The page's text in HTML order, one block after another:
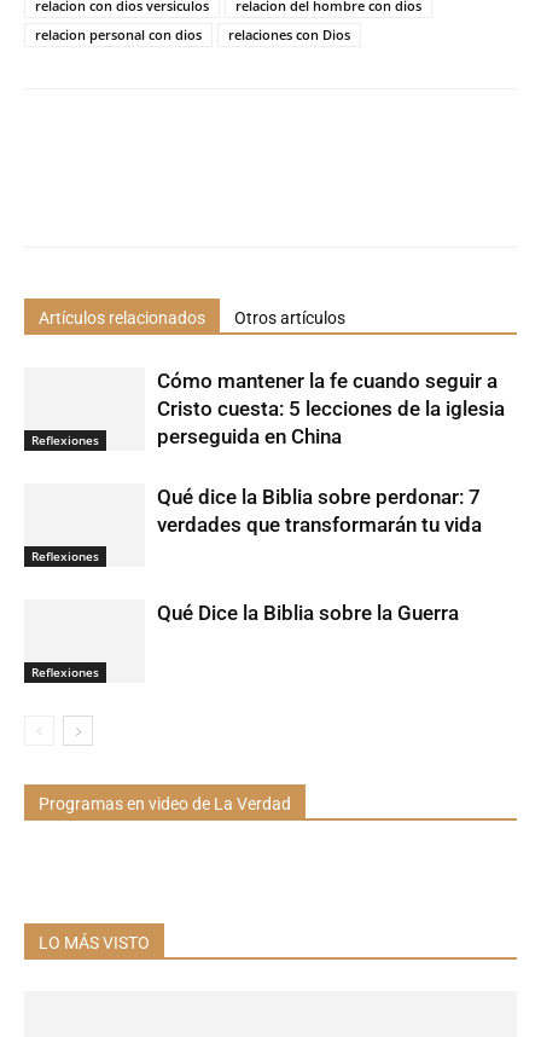
relacion con dios versiculos
relacion del hombre con dios
relacion personal con dios
relaciones con Dios
Artículos relacionados Otros artículos
Reflexiones
Cómo mantener la fe cuando seguir a
Cristo cuesta: 5 lecciones de la iglesia
perseguida en China
Reflexiones
Qué dice la Biblia sobre perdonar: 7
verdades que transformarán tu vida
Reflexiones
Qué Dice la Biblia sobre la Guerra
Programas en video de La Verdad
LO MÁS VISTO